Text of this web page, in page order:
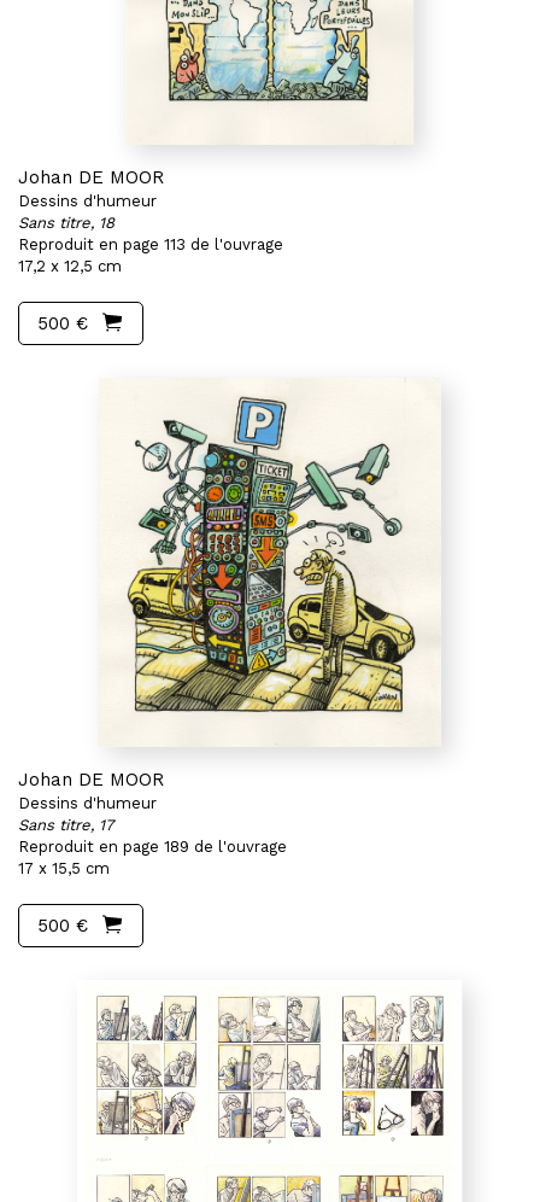
Johan DE MOOR
Dessins d'humeur
Sans titre, 18
Reproduit en page 113 de l'ouvrage
17,2 x 12,5 cm
500 €
Johan DE MOOR
Dessins d'humeur
Sans titre, 17
Reproduit en page 189 de l'ouvrage
17 x 15,5 cm
500 €